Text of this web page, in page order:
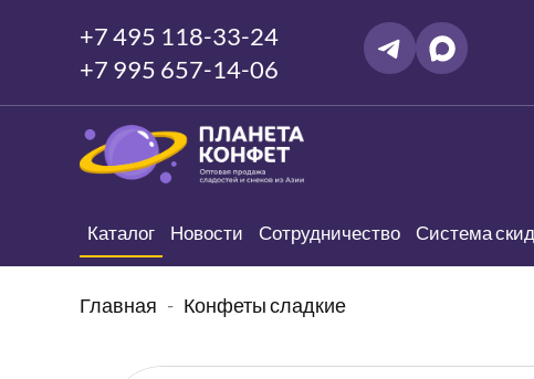
+7 495 118-33-24
+7 995 657-14-06
Каталог Новости Сотрудничество Система
Главная Конфеты сладкие